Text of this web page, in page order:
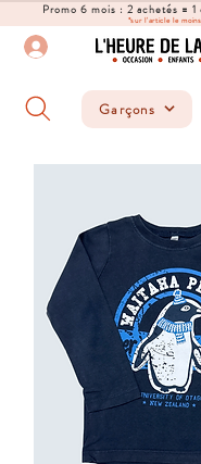
Promo 6 mois : 2 achetés =
*sur l'article le
Garçons